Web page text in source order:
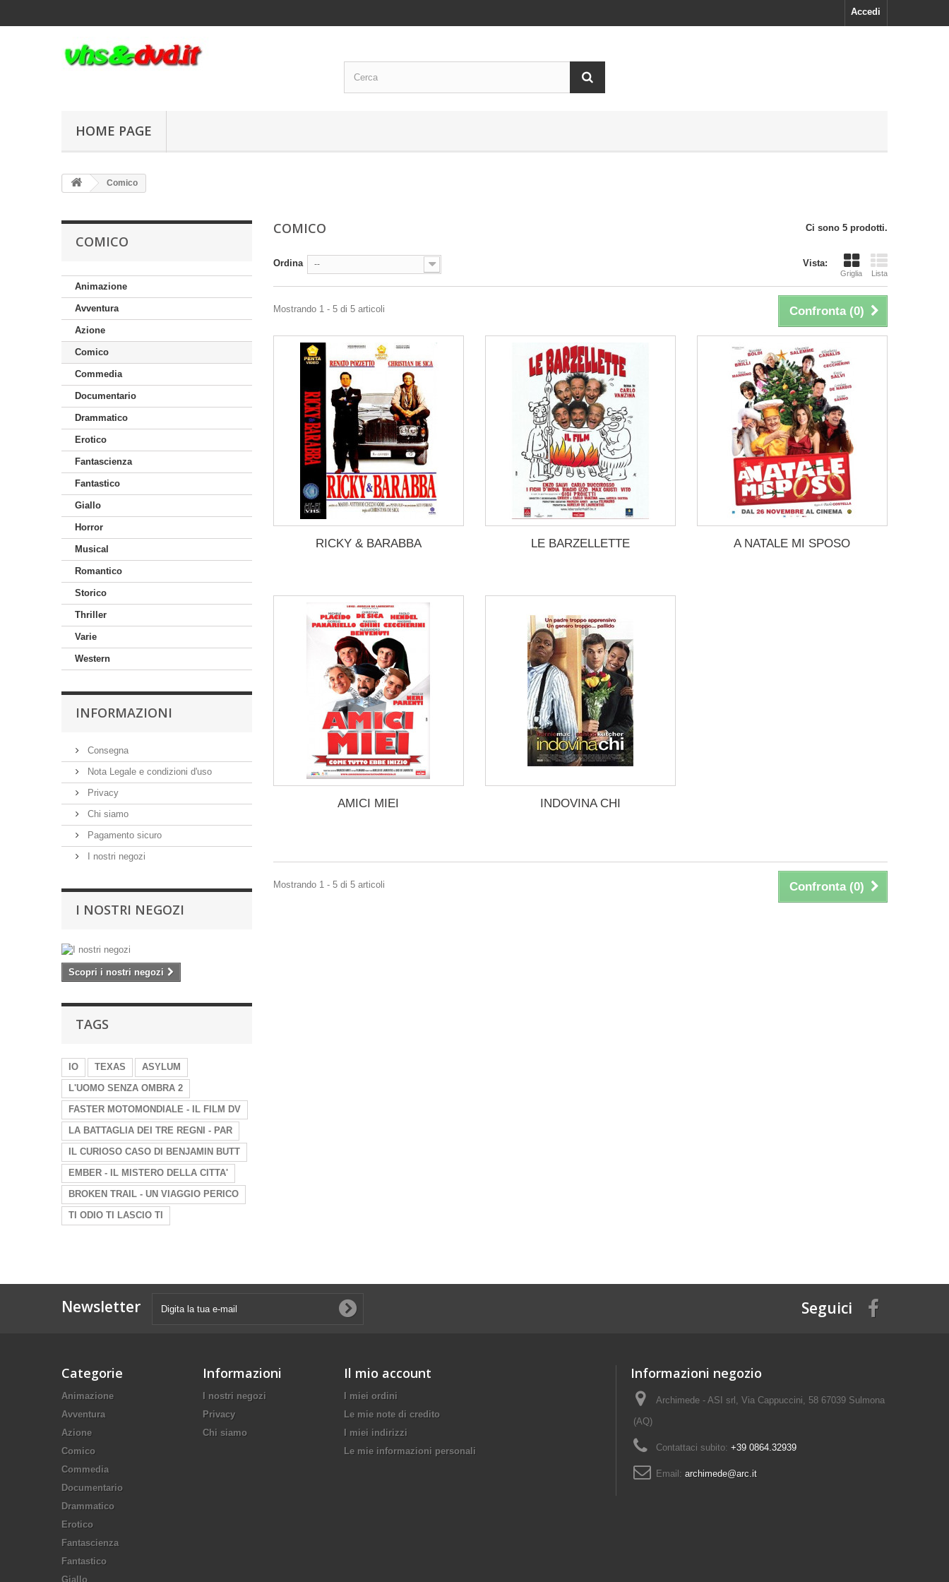
Accedi
HOME PAGE
Comico
COMICO
Animazione
Avventura
Azione
Comico
Commedia
Documentario
Drammatico
Erotico
Fantascienza
Fantastico
Giallo
Horror
Musical
Romantico
Storico
Thriller
Varie
Western
INFORMAZIONI
Consegna
Nota Legale e condizioni d'uso
Privacy
Chi siamo
Pagamento sicuro
I nostri negozi
I NOSTRI NEGOZI
Scopri i nostri negozi
TAGS
IO TEXAS
ASYLUM
L'UOMO SENZA OMBRA 2
FASTER MOTOMONDIALE - IL FILM DV
LA BATTAGLIA DEI TRE REGNI - PAR
IL CURIOSO CASO DI BENJAMIN BUTT
EMBER - IL MISTERO DELLA CITTA'
BROKEN TRAIL - UN VIAGGIO PERICO
TI ODIO TI LASCIO TI
COMICO Ci sono 5 prodotti.
Vista:
Griglia Lista
Ordina --
Confronta (0)
Mostrando 1 - 5 di 5 articoli
RICKY & BARABBA LE BARZELLETTE A NATALE MI SPOSO
AMICI MIEI INDOVINA CHI
Confronta (0)
Mostrando 1 - 5 di 5 articoli
Newsletter Seguici
Categorie
Animazione
Avventura
Azione
Comico
Commedia
Documentario
Drammatico
Erotico
Fantascienza
Fantastico
Giallo
Informazioni
I nostri negozi
Privacy
Chi siamo
Il mio account
I miei ordini
Le mie note di credito
I miei indirizzi
Le mie informazioni personali
Informazioni negozio
Archimede - ASI srl, Via Cappuccini, 58 67039 Sulmona
(AQ)
Contattaci subito: +39 0864.32939
Email: archimede@arc.it